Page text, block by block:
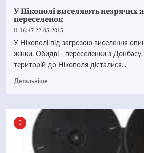
У Нікополі виселяють незрячих
переселенок
16:47 22.05.2015
У Нікополі під загрозою виселення
жінки. Обидві - переселенки з
територій до Нікополя дісталися...
Детальніше